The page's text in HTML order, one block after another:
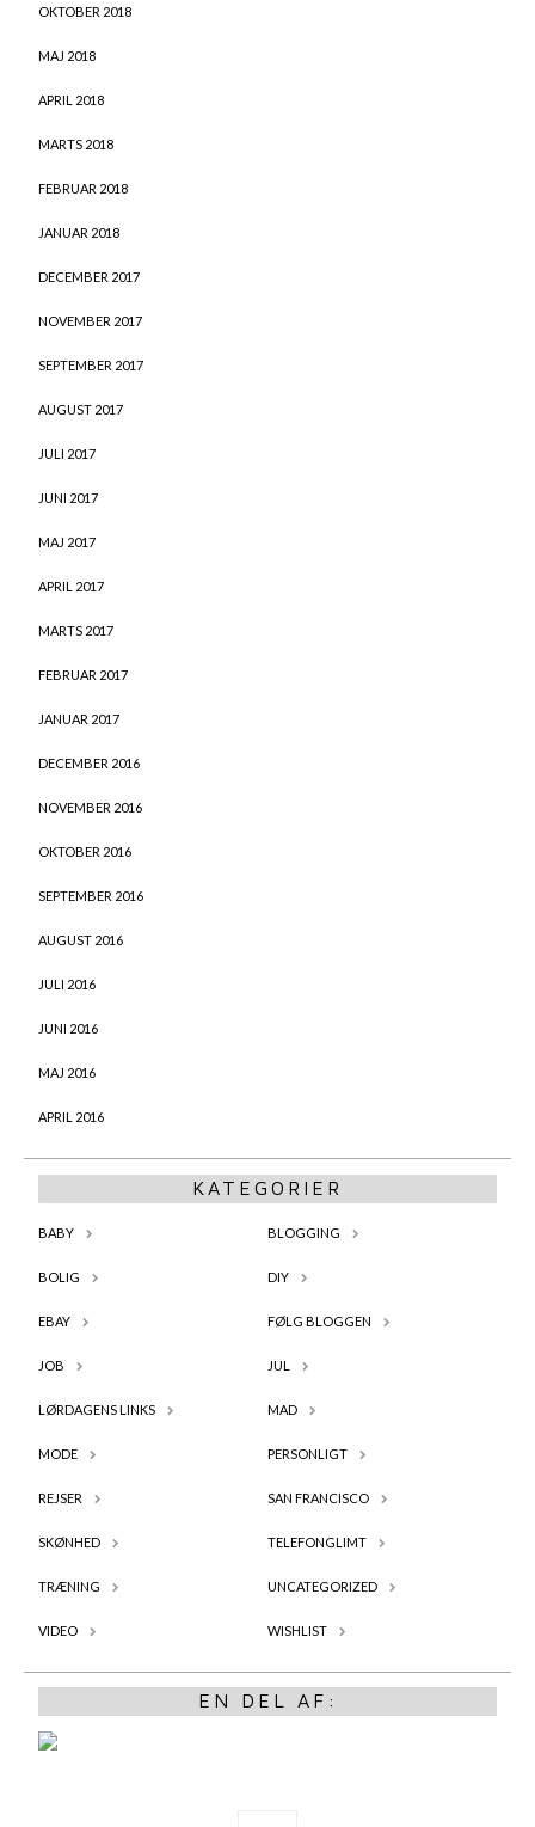
OKTOBER 2018
MAJ 2018
APRIL 2018
MARTS 2018
FEBRUAR 2018
JANUAR 2018
DECEMBER 2017
NOVEMBER 2017
SEPTEMBER 2017
AUGUST 2017
JULI 2017
JUNI 2017
MAJ 2017
APRIL 2017
MARTS 2017
FEBRUAR 2017
JANUAR 2017
DECEMBER 2016
NOVEMBER 2016
OKTOBER 2016
SEPTEMBER 2016
AUGUST 2016
JULI 2016
JUNI 2016
MAJ 2016
APRIL 2016
KATEGORIER
BABY BLOGGING
BOLIG DIY
EBAY FØLG BLOGGEN
JOB JUL
LØRDAGENS LINKS MAD
MODE PERSONLIGT
REJSER SAN FRANCISCO
SKØNHED TELEFONGLIMT
TRÆNING UNCATEGORIZED
VIDEO WISHLIST
EN DEL AF: